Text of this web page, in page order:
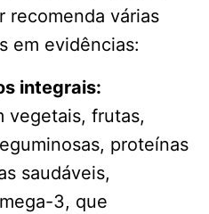
recomenda várias
em evidências:
integrais:
vegetais, frutas,
proteínas
saudáveis,
3, que